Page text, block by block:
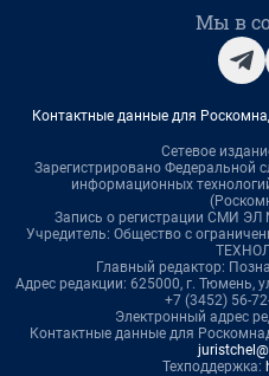
Мы в
Контактные данные для
Сетевое
Зарегистрировано Федеральной
информационных
Запись о регистрации СМИ ЭЛ
Учредитель: Общество с
Главный редактор:
Адрес редакции: 625000, г. Тюмень,
+7 (3452) 56-
Электронный адрес
Контактные данные для
Техподдержка: